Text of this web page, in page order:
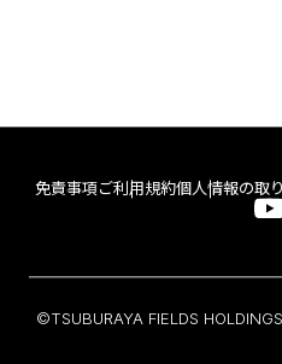
免責事項 ご利用規約個人情報の取
©TSUBURAYA FIELDS